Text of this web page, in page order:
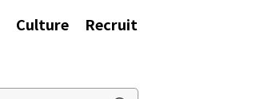
Culture Recruit